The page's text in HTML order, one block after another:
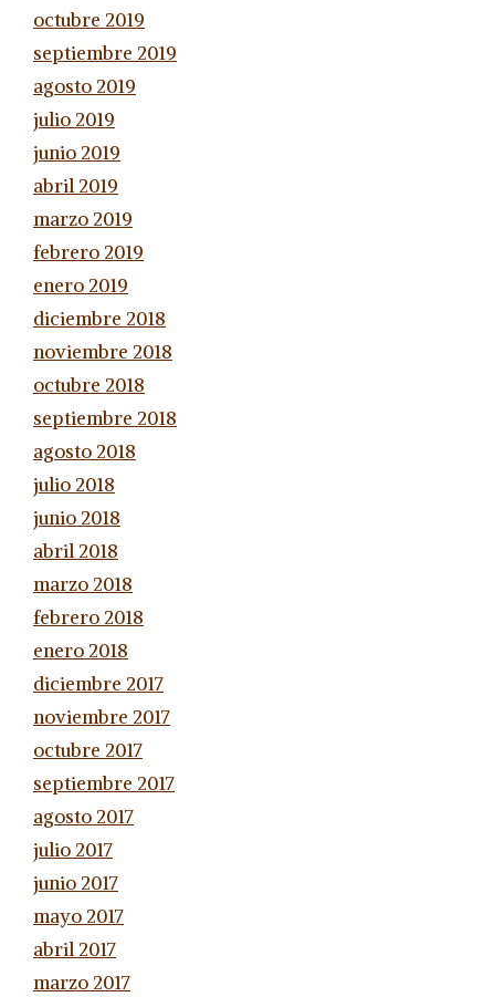
octubre 2019
septiembre 2019
agosto 2019
julio 2019
junio 2019
abril 2019
marzo 2019
febrero 2019
enero 2019
diciembre 2018
noviembre 2018
octubre 2018
septiembre 2018
agosto 2018
julio 2018
junio 2018
abril 2018
marzo 2018
febrero 2018
enero 2018
diciembre 2017
noviembre 2017
octubre 2017
septiembre 2017
agosto 2017
julio 2017
junio 2017
mayo 2017
abril 2017
marzo 2017